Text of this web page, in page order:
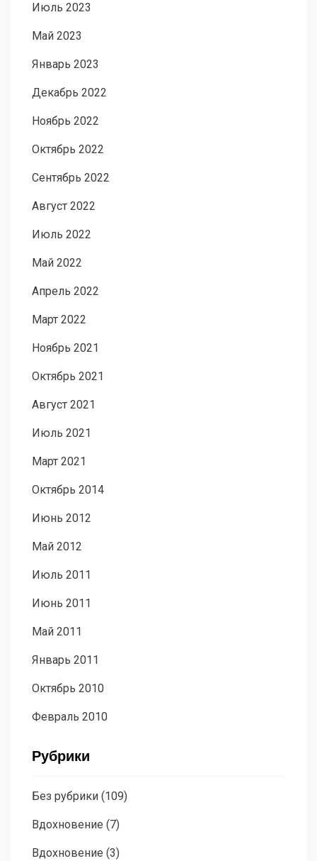
Июль 2023
Май 2023
Январь 2023
Декабрь 2022
Ноябрь 2022
Октябрь 2022
Сентябрь 2022
Август 2022
Июль 2022
Май 2022
Апрель 2022
Март 2022
Ноябрь 2021
Октябрь 2021
Август 2021
Июль 2021
Март 2021
Октябрь 2014
Июнь 2012
Май 2012
Июль 2011
Июнь 2011
Май 2011
Январь 2011
Октябрь 2010
Февраль 2010
Рубрики
Без рубрики (109)
Вдохновение (7)
Вдохновение (3)